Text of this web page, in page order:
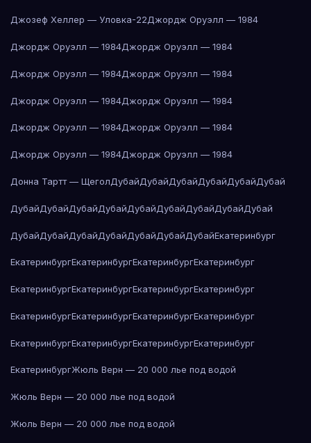
Джозеф Хеллер — Уловка-22Джордж Оруэлл — 1984
Джордж Оруэлл — 1984Джордж Оруэлл — 1984
Джордж Оруэлл — 1984Джордж Оруэлл — 1984
Джордж Оруэлл — 1984Джордж Оруэлл — 1984
Джордж Оруэлл — 1984Джордж Оруэлл — 1984
Джордж Оруэлл — 1984Джордж Оруэлл — 1984
Донна Тартт — ЩеголДубайДубайДубайДубайДубайДубай
ДубайДубайДубайДубайДубайДубайДубайДубайДубай
ДубайДубайДубайДубайДубайДубайДубайЕкатеринбург
ЕкатеринбургЕкатеринбургЕкатеринбургЕкатеринбург
ЕкатеринбургЕкатеринбургЕкатеринбургЕкатеринбург
ЕкатеринбургЕкатеринбургЕкатеринбургЕкатеринбург
ЕкатеринбургЕкатеринбургЕкатеринбургЕкатеринбург
ЕкатеринбургЖюль Верн — 20 000 лье под водой
Жюль Верн — 20 000 лье под водой
Жюль Верн — 20 000 лье под водой